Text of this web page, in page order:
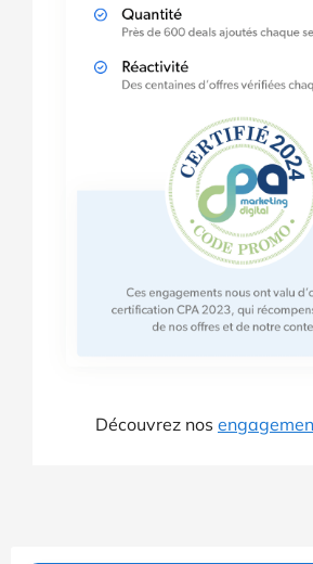
Découvrez nos